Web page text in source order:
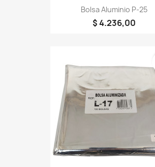
Bolsa Aluminio P-25
$ 4.236,00